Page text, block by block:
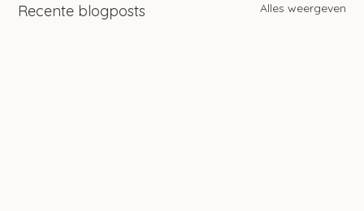
Recente blogposts Alles weergeven